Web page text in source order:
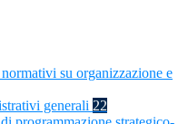
su organizzazione e
generali 22